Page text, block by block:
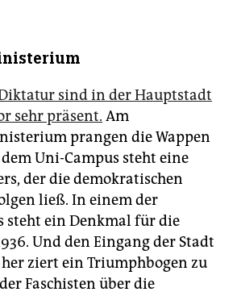
sind in der Hauptstadt
sehr präsent. Am
prangen die Wappen
Uni-Campus steht eine
der die demokratischen
ließ. In einem der
steht ein Denkmal für die
Und den Eingang der Stadt
ziert ein Triumphbogen zu
Faschisten über die